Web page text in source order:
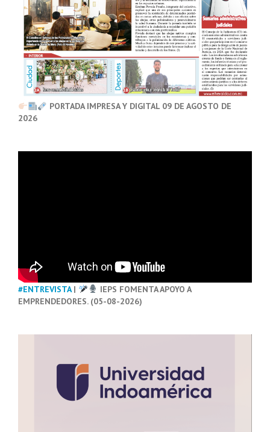
PORTADA IMPRESA Y DIGITAL 09 DE AGOSTO DE
2026
#ENTREVISTA|
IEPS FOMENTA APOYO A
EMPRENDEDORES. (05-08-2026)